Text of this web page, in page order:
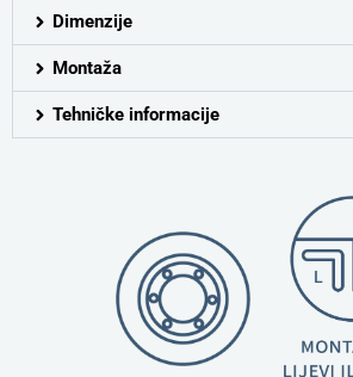
Dimenzije
Montaža
Tehničke informacije